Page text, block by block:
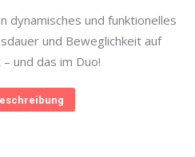
dynamisches und funktionelles
und Beweglichkeit auf
und das im Duo!